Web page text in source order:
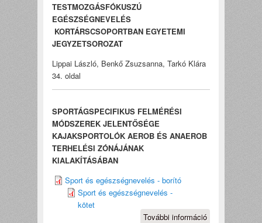
TESTMOZGÁSFÓKUSZÚ
EGÉSZSÉGNEVELÉS
KORTÁRSCSOPORTBAN EGYETEMI
JEGYZETSOROZAT
Lippai László, Benkő Zsuzsanna, Tarkó Klára
34. oldal
SPORTÁGSPECIFIKUS FELMÉRÉSI
MÓDSZEREK JELENTŐSÉGE
KAJAKSPORTOLÓK AEROB ÉS ANAEROB
TERHELÉSI ZÓNÁJÁNAK
KIALAKÍTÁSÁBAN
Sport és egészségnevelés - borító
Sport és egészségnevelés -
kötet
További információ